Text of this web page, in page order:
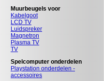
Muurbeugels voor
Kabelgoot
LCD TV
Luidspreker
Magnetron
Plasma TV
TV
Spelcomputer onderdelen
Playstation onderdelen -
accessoires